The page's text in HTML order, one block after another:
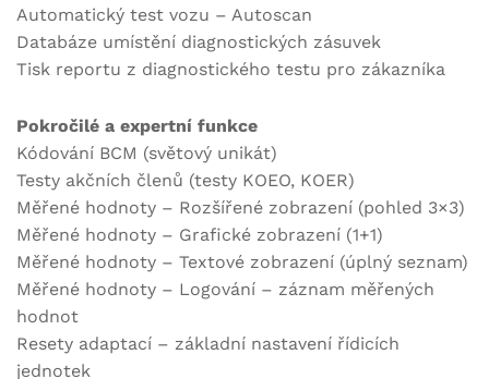
Automatický test vozu – Autoscan
Databáze umístění diagnostických zásuvek
Tisk reportu z diagnostického testu pro zákazníka
Pokročilé a expertní funkce
Kódování BCM (světový unikát)
Testy akčních členů (testy KOEO, KOER)
Měřené hodnoty – Rozšířené zobrazení (pohled 3×3)
Měřené hodnoty – Grafické zobrazení (1+1)
Měřené hodnoty – Textové zobrazení (úplný seznam)
Měřené hodnoty – Logování – záznam měřených
hodnot
Resety adaptací – základní nastavení řídicích
jednotek